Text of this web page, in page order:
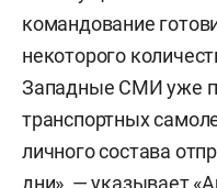
командование
некоторого
Западные СМИ уже
транспортных
личного состава
дни», — указывает